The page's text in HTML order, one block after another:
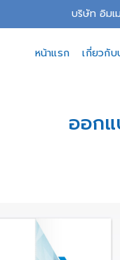
บริษัท อิมเ
หน้าแรก เกี่ยวกั
ออก